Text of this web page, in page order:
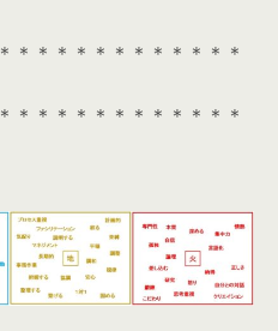
＊＊＊＊＊＊＊＊＊＊＊＊
＊＊＊＊＊＊＊＊＊＊＊＊